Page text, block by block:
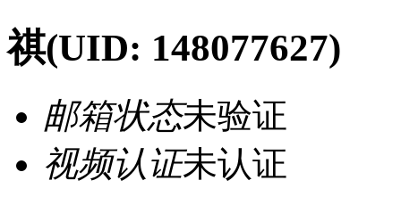
祺(UID: 148077627)
邮箱状态未验证
视频认证未认证